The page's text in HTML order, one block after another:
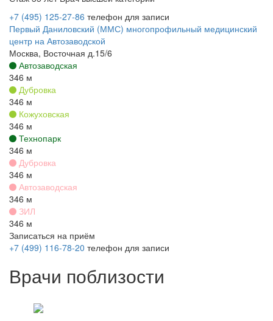
+7 (495) 125-27-86 телефон для записи
Первый Даниловский (ММС) многопрофильный медицинский
центр на Автозаводской
Москва, Восточная д.15/6
Автозаводская
346 м
Дубровка
346 м
Кожуховская
346 м
Технопарк
346 м
Дубровка
346 м
Автозаводская
346 м
ЗИЛ
346 м
Записаться на приём
+7 (499) 116-78-20 телефон для записи
Врачи поблизости